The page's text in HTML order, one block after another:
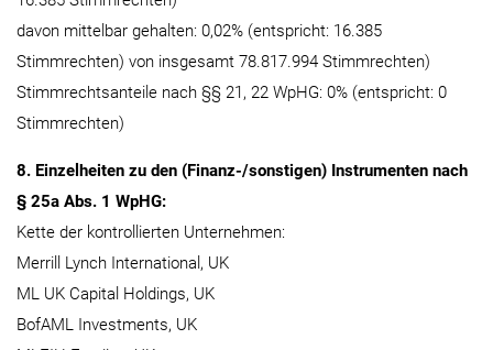
davon mittelbar gehalten: 0,02% (entspricht: 16.385
Stimmrechten) von insgesamt 78.817.994 Stimmrechten)
Stimmrechtsanteile nach §§ 21, 22 WpHG: 0% (entspricht: 0
Stimmrechten)
8. Einzelheiten zu den (Finanz-/sonstigen) Instrumenten nach
§ 25a Abs. 1 WpHG:
Kette der kontrollierten Unternehmen:
Merrill Lynch International, UK
ML UK Capital Holdings, UK
BofAML Investments, UK